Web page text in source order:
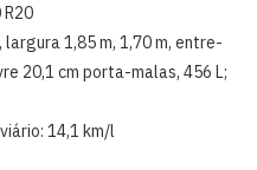
1,85 m, 1,70 m, entre-
20,1 cm porta-malas, 456 L;
14,1 km/l